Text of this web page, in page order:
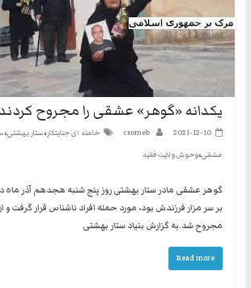
یکدانه «گوهر» عشقی را مجروح
2021-12-10
csomeb خامنه ای جنایتکار،ستار بهشتی،
عشقی،وحوش ولایت فقیه
گوهر عشقی مادر ستار بهشتی روز پنج شنبه هجدهم آذر ماه
بر سر مزار فرزندش بود، مورد حمله افراد ناشناس قرار گرفت
مجروح شد.به گزارش بنیاد ستار بهشتی
Read more